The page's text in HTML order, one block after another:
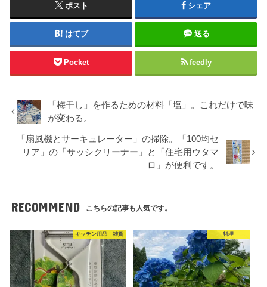
ポスト シェア
はてブ 送る
Pocket feedly
「梅干し」を作るための材料「塩」。これだけで味
が変わる。
「扇風機とサーキュレーター」の掃除。「100均セ
リア」の「サッシクリーナー」と「住宅用ウタマ
ロ」が便利です。
RECOMMEND こちらの記事も人気です。
キッチン用品 雑貨 料理